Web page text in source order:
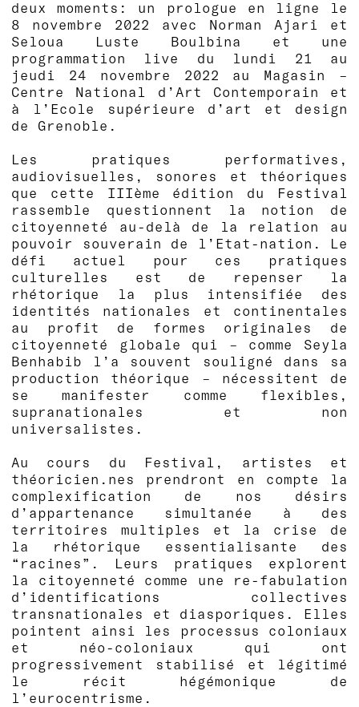
deux moments: un
prologue en ligne le
8 novembre 2022 avec Norman Ajari et
Seloua Luste Boulbina et une
programmation live du lundi
21 au
jeudi 24 novembre 2022 au Magasin –
Centre National d’Art Contemporain et
à l’Ecole supérieure d’art et design
de Grenoble .
Les pratiques performatives,
audiovisuelles, sonores et théoriques
que cette IIIème édition du Festival
rassemble questionnent la notion de
citoyenneté au-delà de la relation au
pouvoir souverain de l’Etat-nation. Le
défi actuel pour ces pratiques
culturelles est de repenser la
rhétorique la plus intensifiée des
identités nationales et continentales
au profit de formes originales de
citoyenneté globale qui – comme Seyla
Benhabib l’a souvent souligné dans sa
production théorique – nécessitent de
se manifester comme flexibles,
supranationales et non
universalistes.
Au cours du Festival, artistes et
théoricien.nes prendront en compte la
complexification de nos désirs
d’appartenance simultanée à des
territoires multiples et la crise de
la rhétorique essentialisante des
“racines”. Leurs pratiques explorent
la citoyenneté comme une re-fabulation
d’identifications collectives
transnationales et diasporiques. Elles
pointent ainsi les processus coloniaux
et néo-coloniaux qui ont
progressivement stabilisé et légitimé
le récit hégémonique de
l’eurocentrisme.